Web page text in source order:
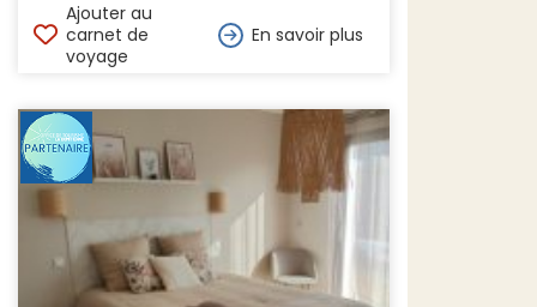
Ajouter au
carnet de
voyage
En savoir plus